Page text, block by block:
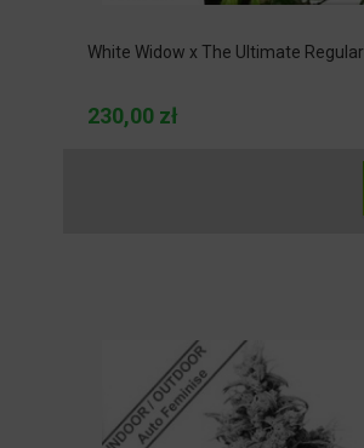
White Widow x The Ultimate Regular
230,00 zł